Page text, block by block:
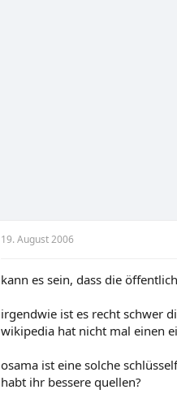
19. August 2006
kann es sein, dass die
irgendwie ist es recht schwer
wikipedia hat nicht mal einen
osama ist eine solche
habt ihr bessere quellen?